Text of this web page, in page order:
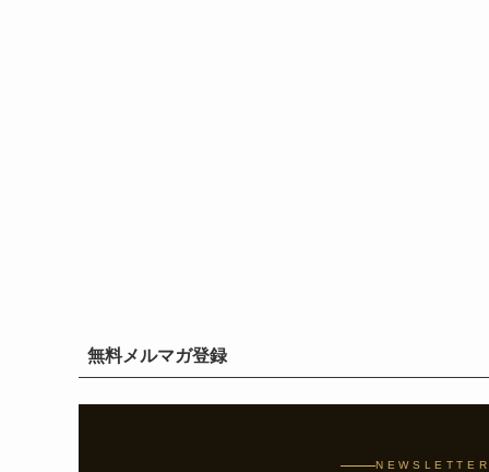
無料メルマガ登録